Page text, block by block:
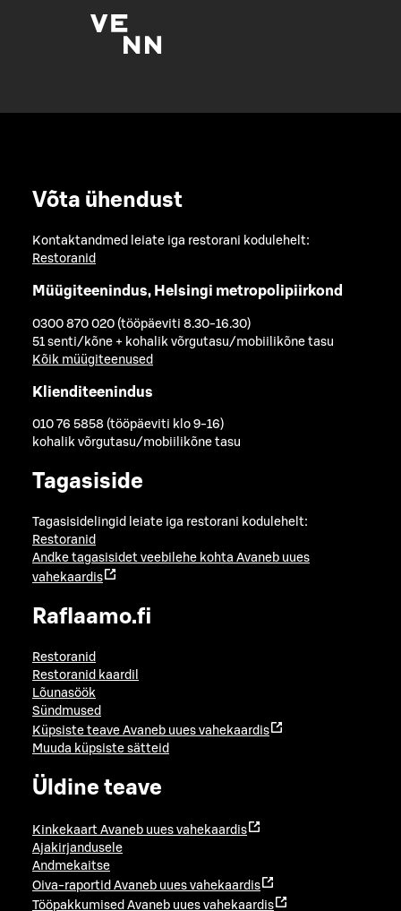
Võta ühendust
Kontaktandmed leiate iga restorani kodulehelt:
Restoranid
Müügiteenindus, Helsingi metropolipiirkond
0300 870 020 (tööpäeviti 8.30-16.30)
51 senti/kõne + kohalik võrgutasu/mobiilikõne tasu
Kõik müügiteenused
Klienditeenindus
010 76 5858 (tööpäeviti klo 9-16)
kohalik võrgutasu/mobiilikõne tasu
Tagasiside
Tagasisidelingid leiate iga restorani kodulehelt:
Restoranid
Andke tagasisidet veebilehe kohta Avaneb uues
vahekaardis
Raflaamo.fi
Restoranid
Restoranid kaardil
Lõunasöök
Sündmused
Küpsiste teave Avaneb uues vahekaardis
Muuda küpsiste sätteid
Üldine teave
Kinkekaart Avaneb uues vahekaardis
Ajakirjandusele
Andmekaitse
Oiva-raportid Avaneb uues vahekaardis
Tööpakkumised Avaneb uues vahekaardis